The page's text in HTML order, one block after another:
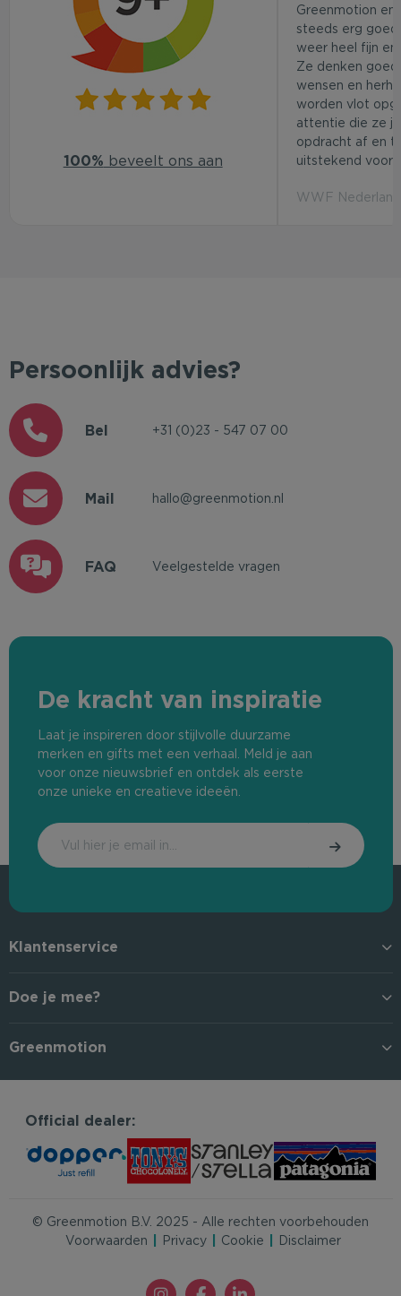
100% beveelt ons aan
Greenmotion en
steeds erg
weer heel fijn en
Ze denken
wensen en
worden vlot
attentie die ze
opdracht af en
uitstekend voor
WWF
Persoonlijk advies?
Bel +31 (0)23 - 547 07 00
Mail hallo@greenmotion.nl
FAQ Veelgestelde vragen
De kracht van inspiratie
Laat je inspireren door stijlvolle duurzame
merken en gifts met een verhaal. Meld je aan
voor onze nieuwsbrief en ontdek als eerste
onze unieke en creatieve ideeën.
Klantenservice
Doe je mee?
Greenmotion
Official dealer:
© Greenmotion B.V. 2025 - Alle rechten voorbehouden
Voorwaarden
Privacy Cookie Disclaimer